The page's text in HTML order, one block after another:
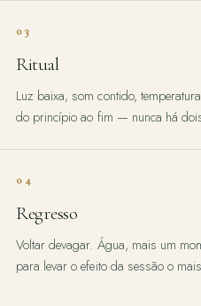
03
Ritual
Luz baixa, som contido,
do princípio ao fim — nunca há
04
Regresso
Voltar devagar. Água, mais um
para levar o efeito da sessão o